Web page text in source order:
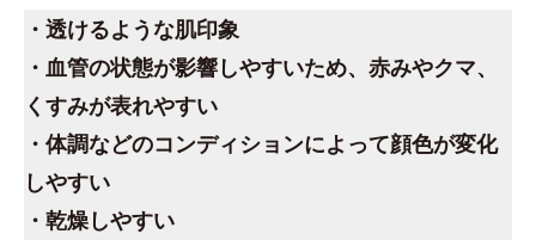
・透けるような肌印象
・血管の状態が影響しやすいため、赤みやクマ、
くすみが表れやすい
・体調などのコンディションによって顔色が変化
しやすい
・乾燥しやすい